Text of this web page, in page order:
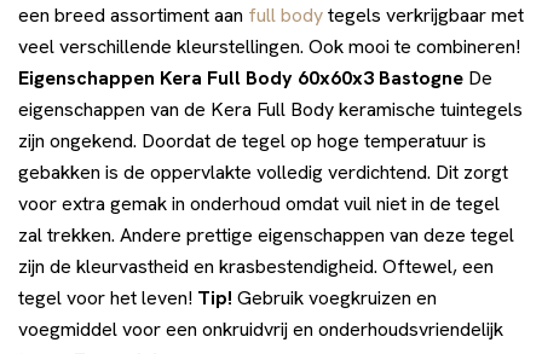
een breed assortiment aan full bodytegels verkrijgbaar met
veel verschillende kleurstellingen. Ook mooi te combineren!
Eigenschappen Kera Full Body 60x60x3 Bastogne De
eigenschappen van de Kera Full Body keramische tuintegels
zijn ongekend. Doordat de tegel op hoge temperatuur is
gebakken is de oppervlakte volledig verdichtend. Dit zorgt
voor extra gemak in onderhoud omdat vuil niet in de tegel
zal trekken. Andere prettige eigenschappen van deze tegel
zijn de kleurvastheid en krasbestendigheid. Oftewel, een
tegel voor het leven! Tip! Gebruik voegkruizen en
voegmiddel voor een onkruidvrij en onderhoudsvriendelijk